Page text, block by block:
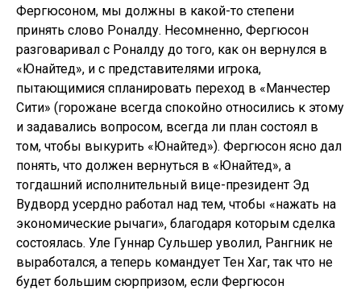
Фергюсоном, мы должны в какой-то степени
принять слово Роналду. Несомненно, Фергюсон
разговаривал с Роналду до того, как он вернулся в
«Юнайтед», и с представителями игрока,
пытающимися спланировать переход в «Манчестер
Сити» (горожане всегда спокойно относились к этому
и задавались вопросом, всегда ли план состоял в
том, чтобы выкурить «Юнайтед»). Фергюсон ясно дал
понять, что должен вернуться в «Юнайтед», а
тогдашний исполнительный вице-президент Эд
Вудворд усердно работал над тем, чтобы «нажать на
экономические рычаги», благодаря которым сделка
состоялась. Уле Гуннар Сульшер уволил, Рангник не
выработался, а теперь командует Тен Хаг, так что не
будет большим сюрпризом, если Фергюсон